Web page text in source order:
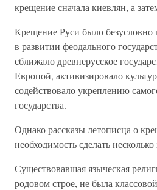
крещение сначала киевлян, а
Крещение Руси было безусловно
в развитии феодального
сближало древнерусское
Европой, активизировало
содействовало укреплению
государства.
Однако рассказы летописца о
необходимость сделать
Существовавшая языческая
родовом строе, не была